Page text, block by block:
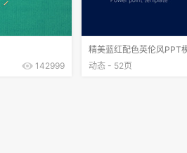
142999
精美蓝红配色英伦风PPT
动态 - 52页